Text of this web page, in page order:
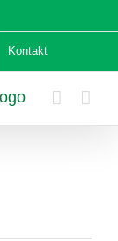
Kontakt